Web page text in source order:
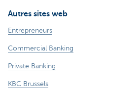
Autres sites web
Entrepreneurs
Commercial Banking
Private Banking
KBC Brussels